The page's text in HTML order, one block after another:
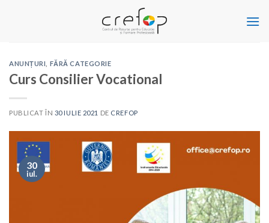
ANUNȚURI FĂRĂ CATEGORIE
Curs Consilier Vocational
PUBLICAT ÎN 30 IULIE 2021 DE CREFOP
30
iul.